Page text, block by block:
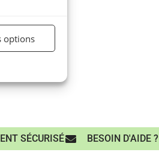
options
SÉCURISÉ BESOIN D'AIDE ?